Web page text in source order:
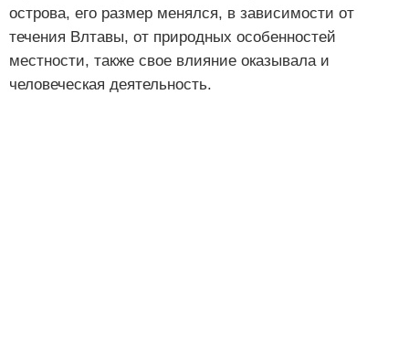
острова, его размер менялся, в зависимости от
течения Влтавы, от природных особенностей
местности, также свое влияние оказывала и
человеческая деятельность.